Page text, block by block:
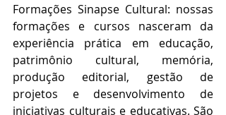
Formações Sinapse Cultural: nossas
formações e cursos nasceram da
experiência prática em educação,
patrimônio cultural, memória,
produção editorial, gestão de
projetos e desenvolvimento de
iniciativas culturais e educativas. São